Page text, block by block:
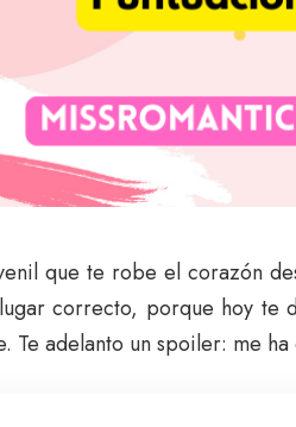
que te robe el corazón
correcto, porque hoy te
Te adelanto un spoiler: me